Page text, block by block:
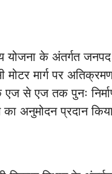
योजना के अंतर्गत
मोटर मार्ग पर
से एज तक पुनः
अनुमोदन प्रदान